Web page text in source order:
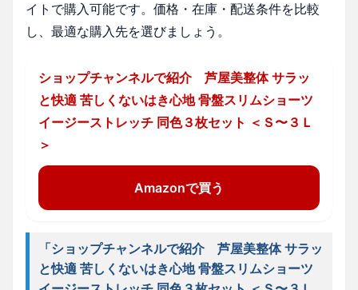
イトで購入可能です。価格・在庫・配送条件を比較
し、最適な購入先を選びましょう。
ショップチャンネルで紹介 芦屋美整体 サラッ
と快適 苦しくないはき心地 骨盤スリムショーツ
イージーストレッチ 同色３枚セット ＜Ｓ〜３Ｌ
＞
Amazonで買う
「ショップチャンネルで紹介 芦屋美整体 サラッ
と快適 苦しくないはき心地 骨盤スリムショーツ